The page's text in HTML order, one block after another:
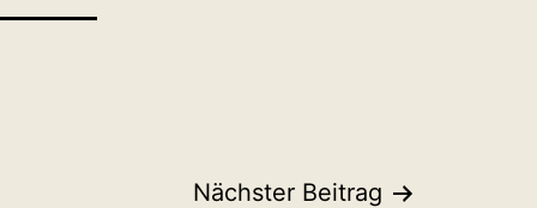
Nächster Beitrag